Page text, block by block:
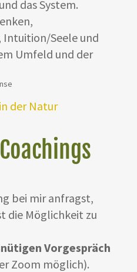
das System.
Seele und
Umfeld und der
bei mir anfragst,
die Möglichkeit zu
Vorgespräch
Zoom möglich).